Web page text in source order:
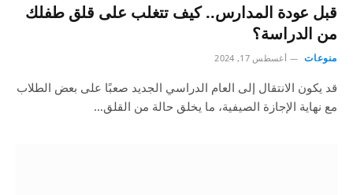
قبل عودة المدارس.. كيف تتغلب على قلق طفلك
من الدراسة؟
منوعات أغسطس 17, 2024
قد يكون الانتقال إلى العام الدراسي الجديد صعبًا على بعض الطلاب
مع نهاية الإجازة الصيفية، ما يخلق حالة من القلق…